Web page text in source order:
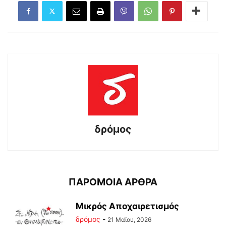
δρόμος
ΠΑΡΟΜΟΙΑ ΑΡΘΡΑ
Μικρός Αποχαιρετισμός
δρόμος - 21 Μαΐου, 2026